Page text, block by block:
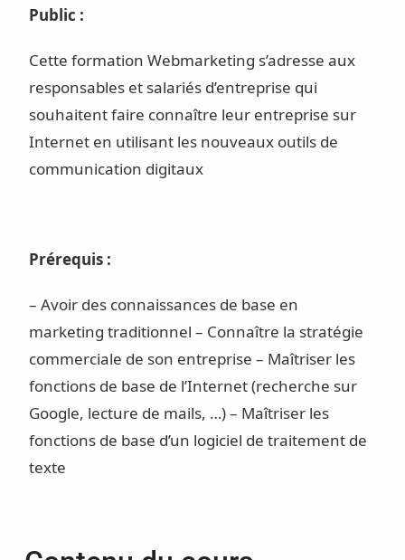
Public :
Cette formation Webmarketing s’adresse aux
responsables et salariés d’entreprise qui
souhaitent faire connaître leur entreprise sur
Internet en utilisant les nouveaux outils de
communication digitaux
Prérequis :
– Avoir des connaissances de base en
marketing traditionnel – Connaître la stratégie
commerciale de son entreprise – Maîtriser les
fonctions de base de l’Internet (recherche sur
Google, lecture de mails, …) – Maîtriser les
fonctions de base d’un logiciel de traitement de
texte